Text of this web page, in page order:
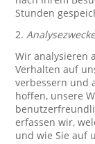
Stunden
2.
Wir analysieren
Verhalten auf
verbessern und
hoffen, unsere
erfassen wir,
und wie Sie auf